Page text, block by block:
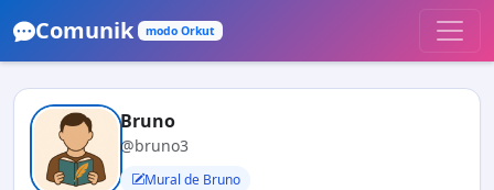
Comunik modo Orkut
Bruno
@bruno3
Mural de Bruno